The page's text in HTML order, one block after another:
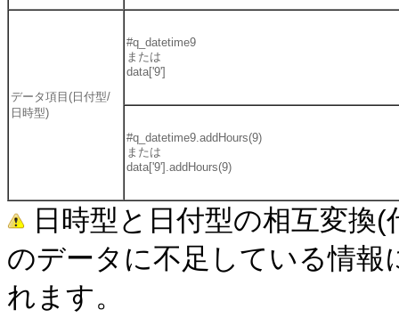
データ項目(日付型/
日時型)
#q_datetime9
または
data['9']
#q_datetime9.addHours(9)
または
data['9'].addHours(9)
日時型と日付型の相互変換
のデータに不足している情
れます。